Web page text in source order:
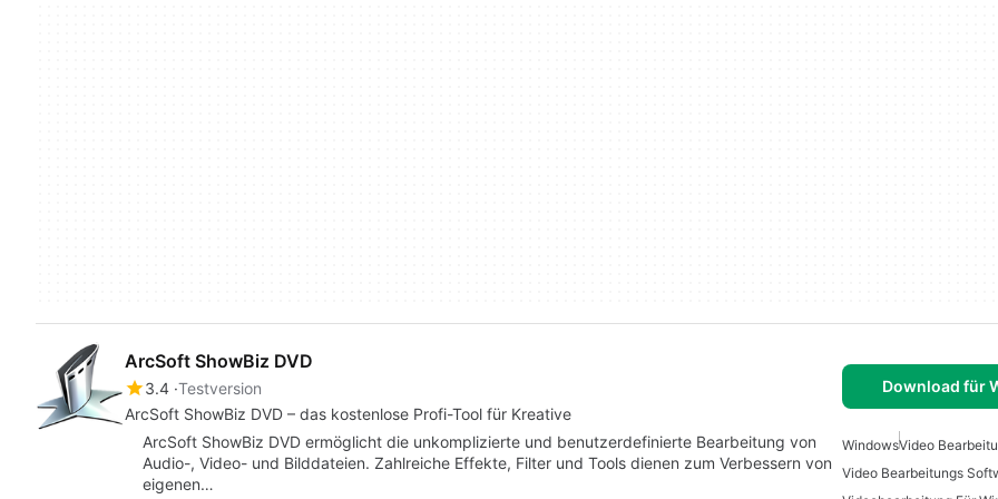
ArcSoft ShowBiz DVD
3.4 Testversion
ArcSoft ShowBiz DVD – das kostenlose Profi-Tool für Kreative
Download für
ArcSoft ShowBiz DVD ermöglicht die unkomplizierte und benutzerdefinierte Bearbeitung von
Audio-, Video- und Bilddateien. Zahlreiche Effekte, Filter und Tools dienen zum Verbessern von
eigenen…
WindowsVideo
Video Bearbeitungs